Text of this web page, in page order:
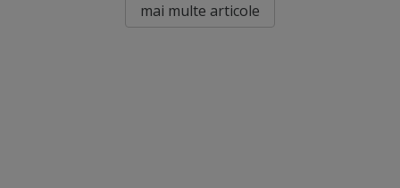
mai multe articole